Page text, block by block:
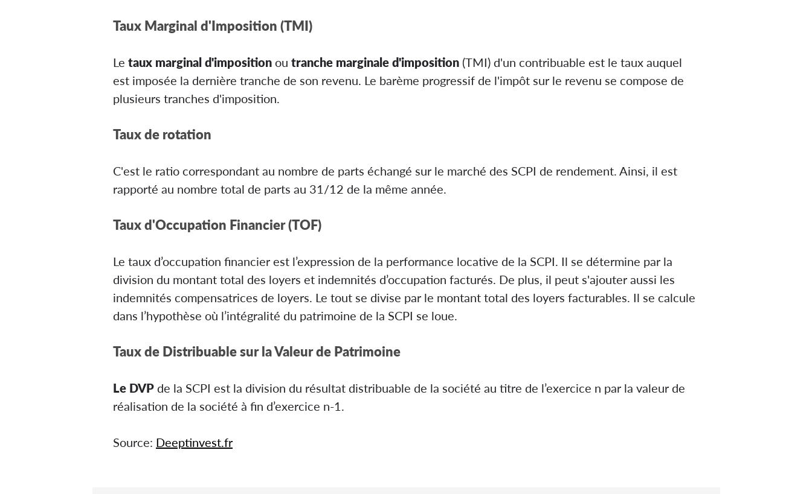
Taux Marginal d'Imposition (TMI)
Le taux marginal d'imposition ou tranche marginale d'imposition (TMI) d'un contribuable est le taux auquel
est imposée la dernière tranche de son revenu. Le barème progressif de l'impôt sur le revenu se compose de
plusieurs tranches d'imposition.
Taux de rotation
C'est le ratio correspondant au nombre de parts échangé sur le marché des SCPI de rendement. Ainsi, il est
rapporté au nombre total de parts au 31/12 de la même année.
Taux d'Occupation Financier (TOF)
Le taux d’occupation financier est l’expression de la performance locative de la SCPI. Il se détermine par la
division du montant total des loyers et indemnités d’occupation facturés. De plus, il peut s'ajouter aussi les
indemnités compensatrices de loyers. Le tout se divise par le montant total des loyers facturables. Il se calcule
dans l’hypothèse où l’intégralité du patrimoine de la SCPI se loue.
Taux de Distribuable sur la Valeur de Patrimoine
Le DVP de la SCPI est la division du résultat distribuable de la société au titre de l’exercice n par la valeur de
réalisation de la société à fin d’exercice n-1.
Source: Deeptinvest.fr